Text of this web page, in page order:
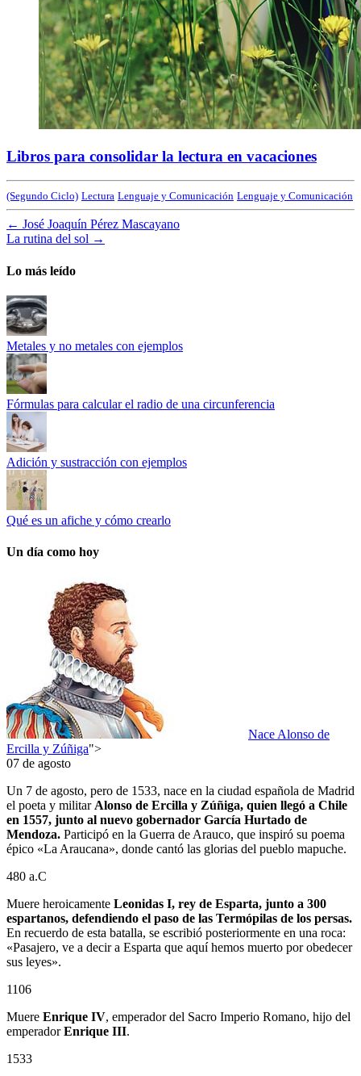
Libros para consolidar la lectura en vacaciones
(Segundo Ciclo) Lectura Lenguaje y Comunicación Lenguaje y Comunicación
← José Joaquín Pérez Mascayano
La rutina del sol →
Lo más leído
Metales y no metales con ejemplos
Fórmulas para calcular el radio de una circunferencia
Adición y sustracción con ejemplos
Qué es un afiche y cómo crearlo
Un día como hoy
Nace Alonso de
Ercilla y Zúñiga">
07 de agosto
Un 7 de agosto, pero de 1533, nace en la ciudad española de Madrid
el poeta y militar Alonso de Ercilla y Zúñiga, quien llegó a Chile
en 1557, junto al nuevo gobernador García Hurtado de
Mendoza. Participó en la Guerra de Arauco, que inspiró su poema
épico «La Araucana», donde cantó las glorias del pueblo mapuche.
480 a.C
Muere heroicamente Leonidas I, rey de Esparta, junto a 300
espartanos, defendiendo el paso de las Termópilas de los persas.
En recuerdo de esta batalla, se escribió posteriormente en una roca:
«Pasajero, ve a decir a Esparta que aquí hemos muerto por obedecer
sus leyes».
1106
Muere Enrique IV, emperador del Sacro Imperio Romano, hijo del
emperadorEnrique III.
1533